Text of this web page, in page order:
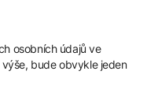
osobních údajů ve
výše, bude obvykle jeden